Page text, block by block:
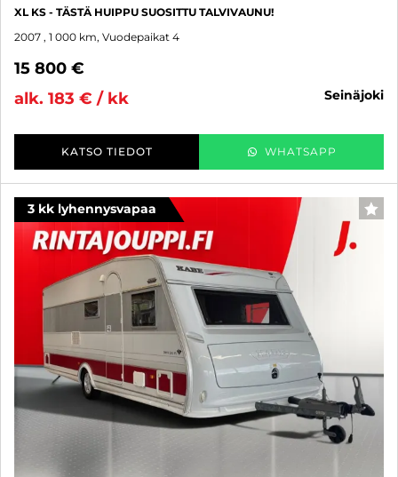
XL KS - TÄSTÄ HUIPPU SUOSITTU TALVIVAUNU!
2007 , 1 000 km, Vuodepaikat 4
15 800 €
alk. 183 € / kk
seinäjoki
KATSO TIEDOT WHATSAPP
3 kk lyhennysvapaa